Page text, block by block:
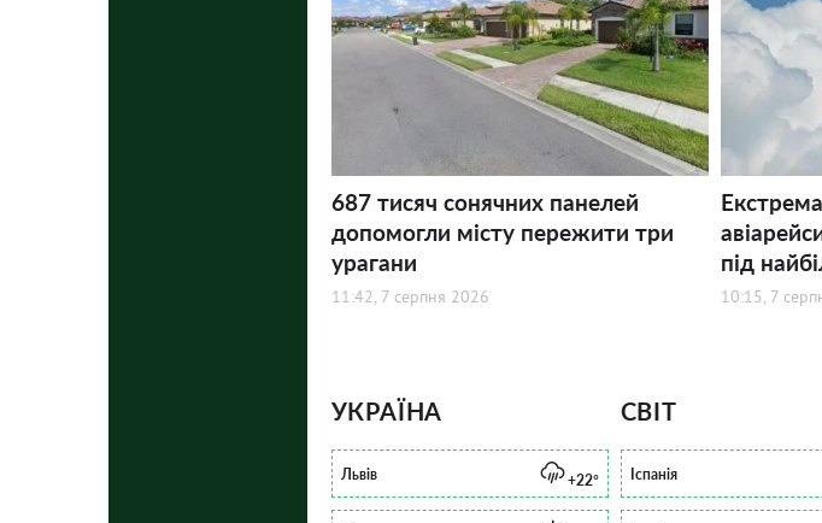
687 тисяч сонячних панелей
допомогли місту пережити три
урагани
11:42, 7 серпня 2026
під
10:15, 7
УКРАЇНА
Львів +22°
СВІТ
Іспанія